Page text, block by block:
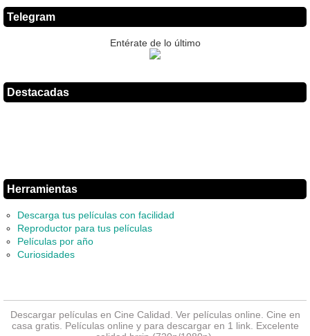
Telegram
Entérate de lo último
Destacadas
Herramientas
Descarga tus películas con facilidad
Reproductor para tus películas
Películas por año
Curiosidades
Descargar películas en Cine Calidad. Ver películas online . Cine en
casa gratis. Películas online y para descargar en 1 link. Excelente